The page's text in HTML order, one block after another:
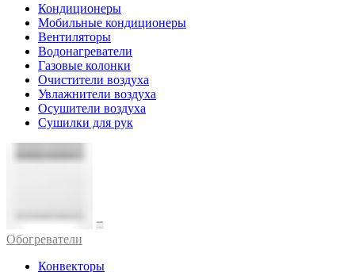
Кондиционеры
Мобильные кондиционеры
Вентиляторы
Водонагреватели
Газовые колонки
Очистители воздуха
Увлажнители воздуха
Осушители воздуха
Сушилки для рук
Обогреватели
Конвекторы